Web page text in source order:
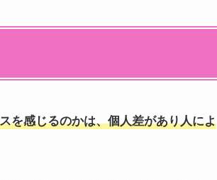
を感じるのかは、個人差があり人によ